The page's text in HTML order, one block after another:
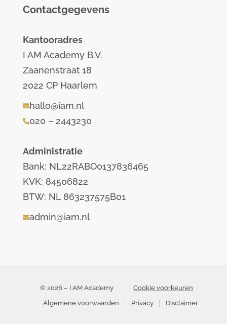
Contactgegevens
Kantooradres
I AM Academy B.V.
Zaanenstraat 18
2022 CP Haarlem
hallo@iam.nl
020 – 2443230
Administratie
Bank: NL22RABO0137836465
KVK: 84506822
BTW: NL 863237575B01
admin@iam.nl
© 2026 – I AM Academy
Cookie voorkeuren
Algemene voorwaarden
Privacy Disclaimer